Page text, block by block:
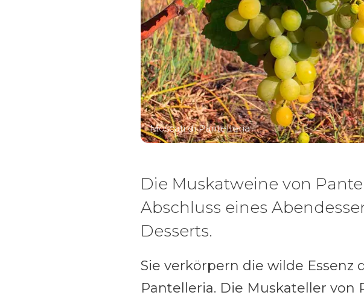
Moscati di Pantelleria
Die Muskatweine von
Abschluss eines
Desserts.
Sie verkörpern die wilde Essenz
Pantelleria. Die Muskateller